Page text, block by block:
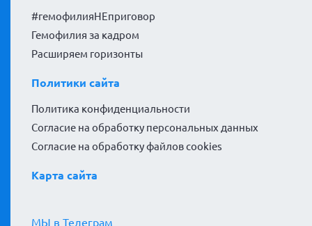
#гемофилияНЕприговор
Гемофилия за кадром
Расширяем горизонты
Политики сайта
Политика конфиденциальности
Согласие на обработку персональных данных
Согласие на обработку файлов cookies
Карта сайта
МЫ в Телеграм